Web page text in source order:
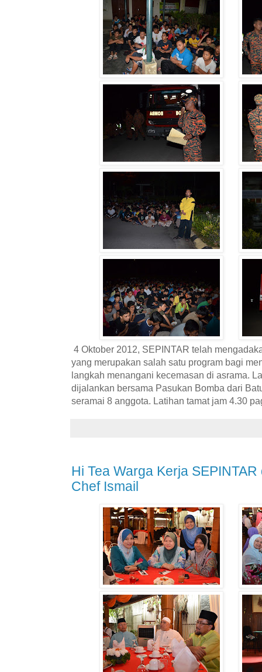
4 Oktober 2012, SEPINTAR telah
yang merupakan salah satu program bagi
langkah menangani kecemasan di asrama.
dijalankan bersama Pasukan Bomba dari
seramai 8 anggota. Latihan tamat jam 4.30
Hi Tea Warga Kerja
Chef Ismail